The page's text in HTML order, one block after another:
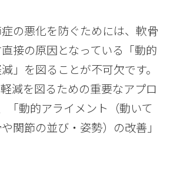
の悪化を防ぐためには、軟骨
接の原因となっている「動的
」を図ることが不可欠です。
減を図るための重要なアプロ
「動的アライメント（動いて
関節の並び・姿勢）の改善」